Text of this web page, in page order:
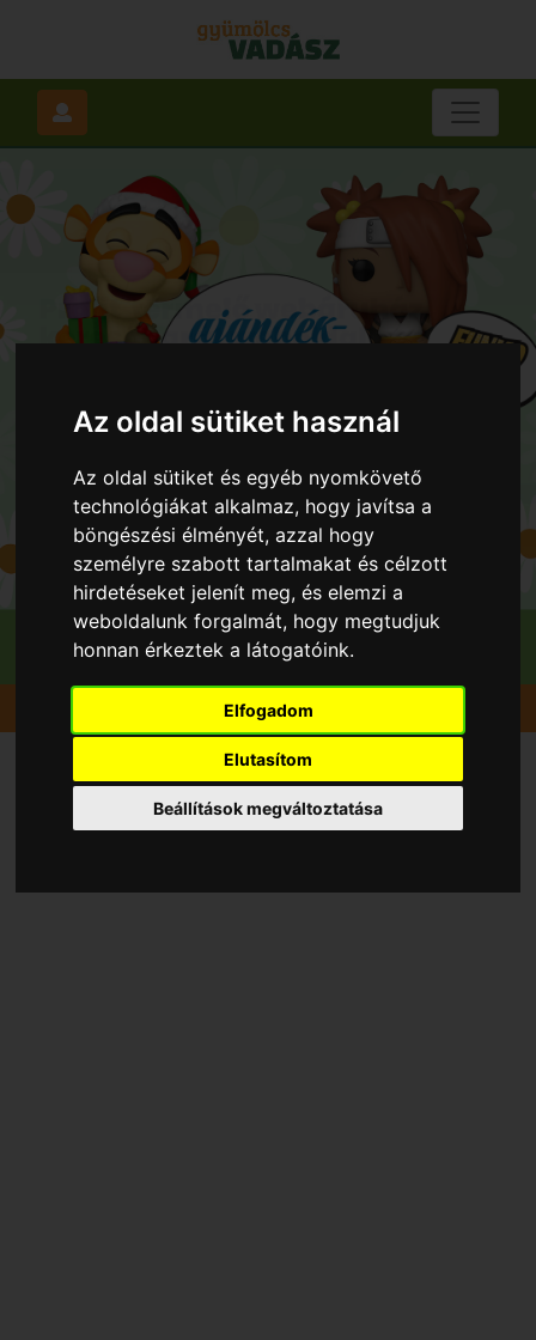
Az oldal sütiket használ
Az oldal sütiket és egyéb nyomkövető
technológiákat alkalmaz, hogy javítsa a
böngészési élményét, azzal hogy
személyre szabott tartalmakat és célzott
hirdetéseket jelenít meg, és elemzi a
weboldalunk forgalmát, hogy megtudjuk
honnan érkeztek a látogatóink.
Elfogadom
Elutasítom
Beállítások megváltoztatása
Mandula Tétényi keményhéjú